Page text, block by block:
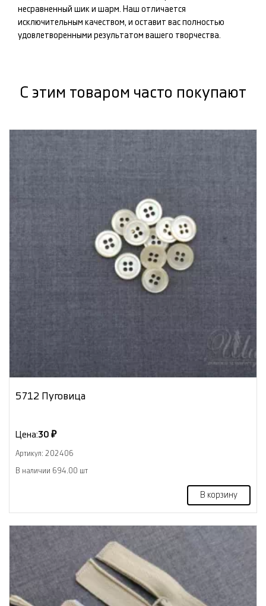
несравненный шик и шарм. Наш отличается
исключительным качеством, и оставит вас полностью
удовлетворенными результатом вашего творчества.
С этим товаром часто покупают
5712 Пуговица
Цена:30 ₽
Артикул: 202406
В наличии 694.00 шт
В корзину